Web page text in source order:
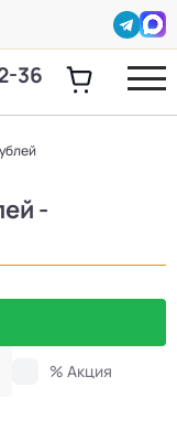
36
-
% Акция